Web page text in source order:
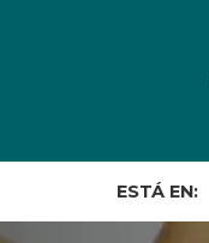
ESTÁ EN: